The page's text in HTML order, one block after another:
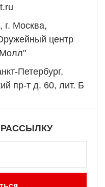
г. Москва,
центр
Петербург,
пр-т д. 60, лит. Б